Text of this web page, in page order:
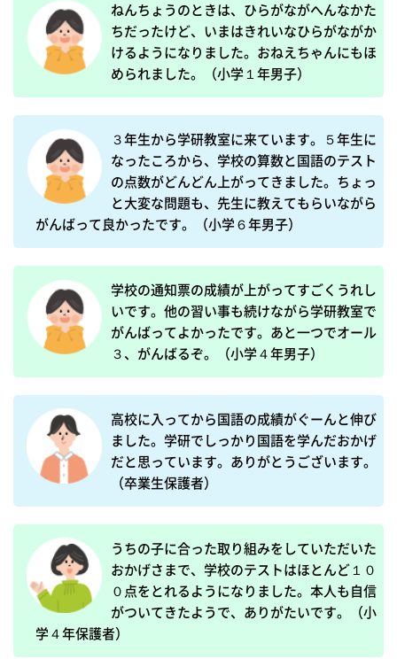
ねんちょうのときは、ひらがながへんなかた
ちだったけど、いまはきれいなひらがながか
けるようになりました。おねえちゃんにもほ
められました。（小学１年男子）
３年生から学研教室に来ています。５年生に
なったころから、学校の算数と国語のテスト
の点数がどんどん上がってきました。ちょっ
と大変な問題も、先生に教えてもらいながら
がんばって良かったです。（小学６年男子）
学校の通知票の成績が上がってすごくうれし
いです。他の習い事も続けながら学研教室で
がんばってよかったです。あと一つでオール
３、がんばるぞ。（小学４年男子）
高校に入ってから国語の成績がぐーんと伸び
ました。学研でしっかり国語を学んだおかげ
だと思っています。ありがとうございます。
（卒業生保護者）
うちの子に合った取り組みをしていただいた
おかげさまで、学校のテストはほとんど１０
０点をとれるようになりました。本人も自信
がついてきたようで、ありがたいです。（小
学４年保護者）